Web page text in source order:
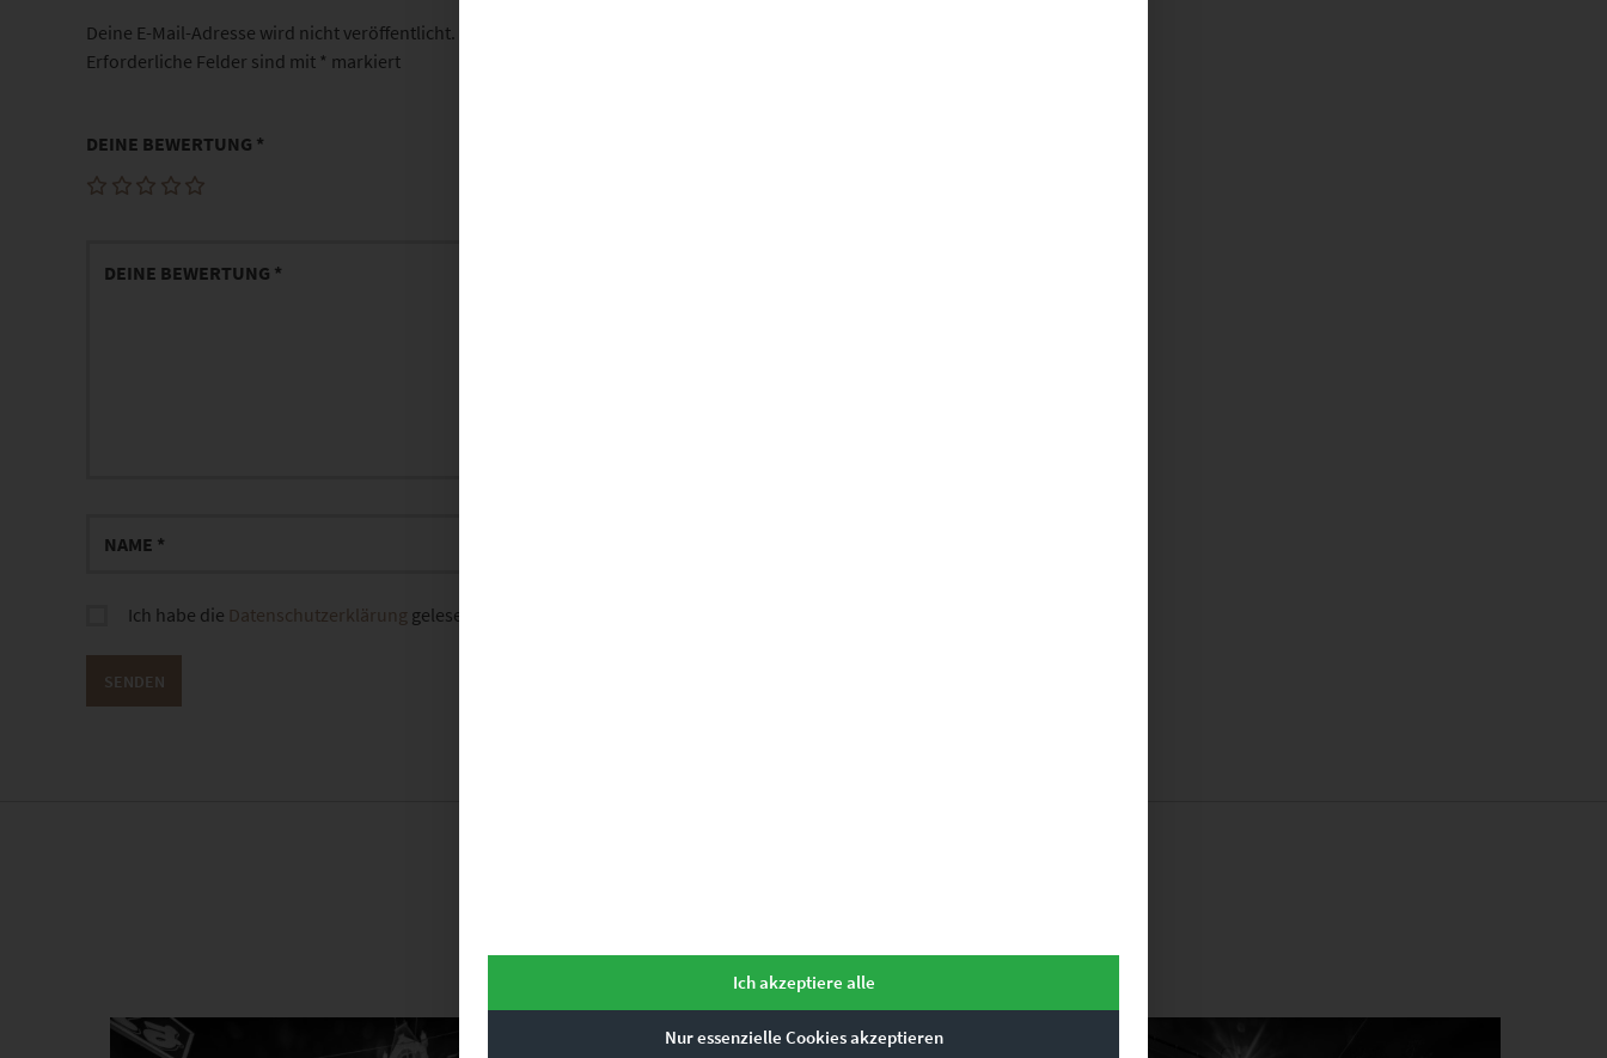
Deine E-Mail-Adresse wird nicht veröffentlicht.
Erforderliche Felder sind mit * markiert
DEINE BEWERTUNG *
Ich habe die Datenschutzerklärung gelesen und stimme ihr zu.
Dieses Produkt weist mehrere Varianten auf. Die Optionen können auf der Produktseite gewählt werden Dieses Produkt weist mehrere Varianten auf. Die Optionen können auf der Produktseite gewählt werden Dieses Produkt weist mehrere Varianten auf. Die Optionen können auf der Produktseite gewählt werden
Ich akzeptiere alle
Nur essenzielle Cookies akzeptieren